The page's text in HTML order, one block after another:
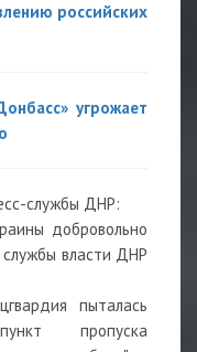
российских
угрожает
службы ДНР:
добровольно
власти ДНР
пыталась
пропуска